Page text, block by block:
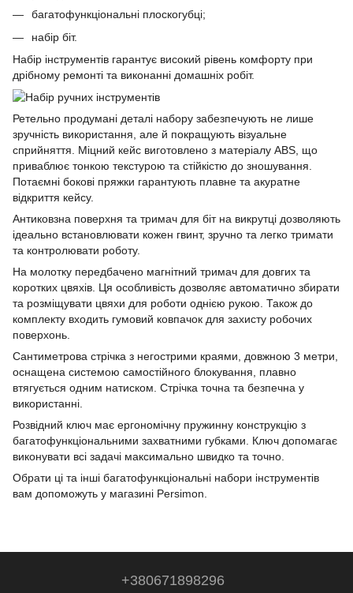
багатофункціональні плоскогубці;
набір біт.
Набір інструментів гарантує високий рівень комфорту при
дрібному ремонті та виконанні домашніх робіт.
Ретельно продумані деталі набору забезпечують не лише
зручність використання, але й покращують візуальне
сприйняття. Міцний кейс виготовлено з матеріалу ABS, що
приваблює тонкою текстурою та стійкістю до зношування.
Потаємні бокові пряжки гарантують плавне та акуратне
відкриття кейсу.
Антиковзна поверхня та тримач для біт на викрутці дозволяють
ідеально встановлювати кожен гвинт, зручно та легко тримати
та контролювати роботу.
На молотку передбачено магнітний тримач для довгих та
коротких цвяхів. Ця особливість дозволяє автоматично збирати
та розміщувати цвяхи для роботи однією рукою. Також до
комплекту входить гумовий ковпачок для захисту робочих
поверхонь.
Сантиметрова стрічка з негострими краями, довжною 3 метри,
оснащена системою самостійного блокування, плавно
втягується одним натиском. Стрічка точна та безпечна у
використанні.
Розвідний ключ має ергономічну пружинну конструкцію з
багатофункціональними захватними губками. Ключ допомагає
виконувати всі задачі максимально швидко та точно.
Обрати ці та інші багатофункціональні набори інструментів
вам допоможуть у магазині Persimon.
+380671898296